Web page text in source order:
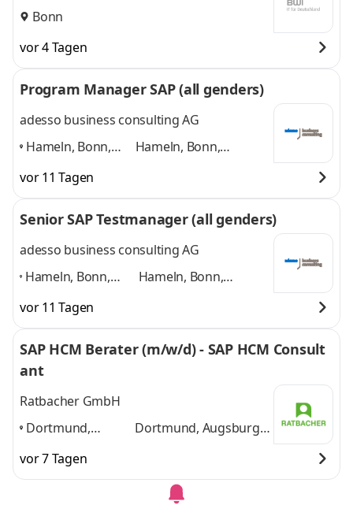
Bonn
vor 4 Tagen
Program Manager SAP (all genders)
adesso business consulting AG
Hameln, Bonn,
Paderborn,
Düsseldorf,
Hameln, Bonn,
und 4 weitere
vor 11 Tagen
Senior SAP Testmanager (all genders)
adesso business consulting AG
Hameln, Bonn,
Düsseldorf,
Paderborn, weitere
Standorte in DE,
Hameln, Bonn,
Paderborn, weitere
Standorte in DEund 4
vor 11 Tagen
SAP HCM Berater (m/w/d) - SAP HCM Consult
ant
Ratbacher GmbH
Dortmund,
Memmingen,
Bonn, Karlsruhe,
Dortmund, Augsburg,
weitere
vor 7 Tagen